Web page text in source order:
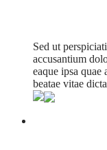
Sed ut
accusantium
eaque ipsa
beatae vitae dicta